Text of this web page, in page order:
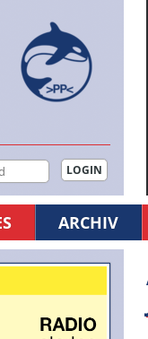
ARCHIV